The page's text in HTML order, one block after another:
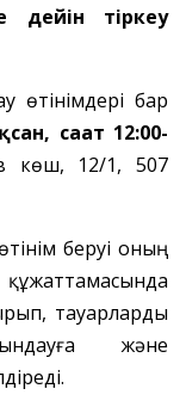
дейін тіркеу
өтінімдері бар
, сағат 12:00-
көш, 12/1, 507
беруі оның
тауарларды
және